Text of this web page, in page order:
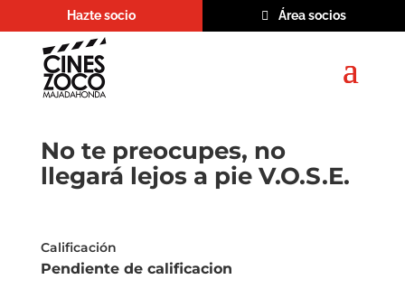
Hazte socio Área socios
No te preocupes, no
llegará lejos a pie V.O.S.E.
Calificación
Pendiente de calificacion